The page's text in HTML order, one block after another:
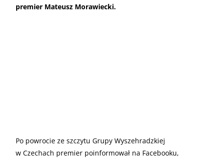
premier Mateusz Morawiecki.
Po powrocie ze szczytu Grupy Wyszehradzkiej
w Czechach premier poinformował na Facebooku,